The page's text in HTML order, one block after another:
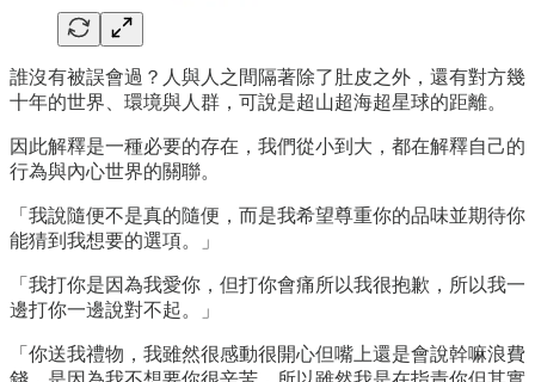
誰沒有被誤會過？人與人之間隔著除了肚皮之外，還有對方幾
十年的世界、環境與人群，可說是超山超海超星球的距離。
因此解釋是一種必要的存在，我們從小到大，都在解釋自己的
行為與內心世界的關聯。
「我說隨便不是真的隨便，而是我希望尊重你的品味並期待你
能猜到我想要的選項。」
「我打你是因為我愛你，但打你會痛所以我很抱歉，所以我一
邊打你一邊說對不起。」
「你送我禮物，我雖然很感動很開心但嘴上還是會說幹嘛浪費